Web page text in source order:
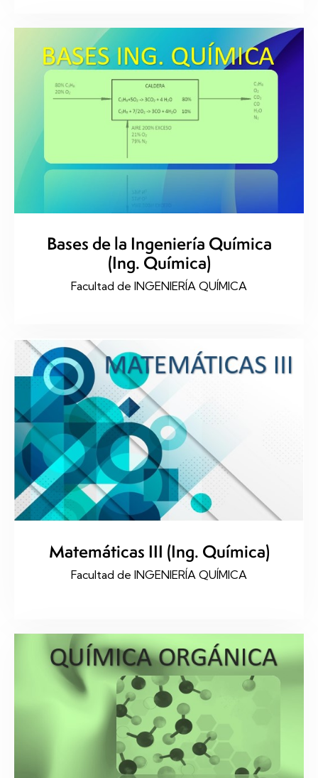
Bases de la Ingeniería Química
(Ing. Química)
Facultad de INGENIERÍA QUÍMICA
Matemáticas III (Ing. Química)
Facultad de INGENIERÍA QUÍMICA